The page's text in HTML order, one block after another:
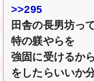
>>295
田舎の長男坊っ
特の躾やらを
強固に受けるか
をしたらいいか